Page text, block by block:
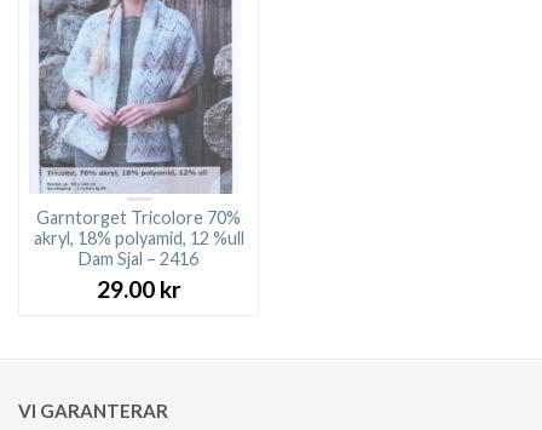
Garntorget Tricolore 70%
akryl, 18% polyamid, 12 %ull
Dam Sjal – 2416
29.00 kr
VI GARANTERAR